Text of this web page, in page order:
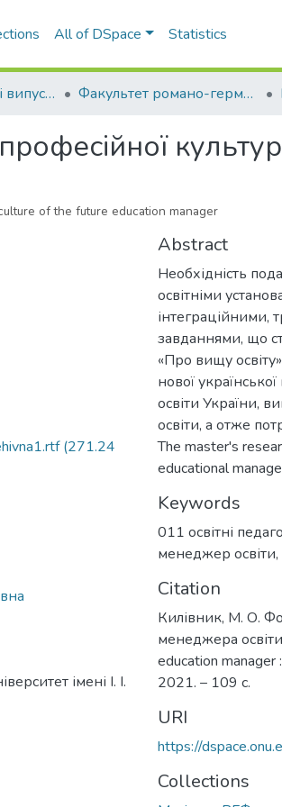
All of DSpace Statistics
01. Кваліфікаційні випускні роботи здобувачів вищої освіти Факультет романо-германської філології
of the future education manager
(271.24
імені І. І.
Abstract
Необхідність
освітніми
інтеграційними,
завданнями, що
«Про вищу
нової
освіти України,
освіти, а отже
The master's
educational
Keywords
011 освітні
менеджер освіти,
Citation
Килівник, М. О.
менеджера
education
2021. – 109 с.
URI
https://
Collections